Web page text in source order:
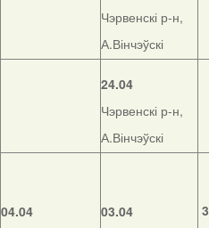
Чэрвенскі р-н,
А.Вінчэўскі
24.04
Чэрвенскі р-н,
А.Вінчэўскі
04.04
03.04